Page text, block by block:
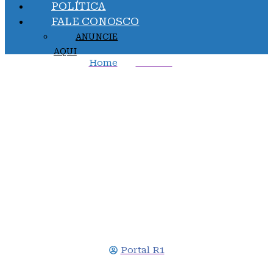
POLÍTICA
FALE CONOSCO
ANUNCIE
AQUI
Home
Portal R1